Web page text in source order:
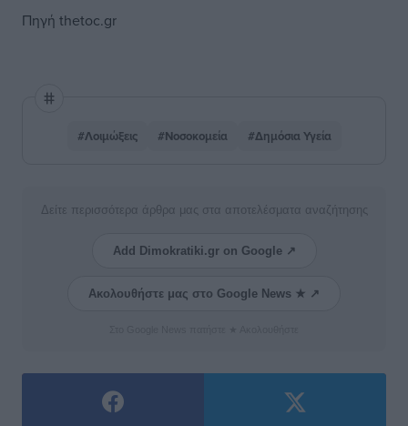
Πηγή thetoc.gr
#Λοιμώξεις #Νοσοκομεία #Δημόσια Υγεία
Δείτε περισσότερα άρθρα μας στα αποτελέσματα αναζήτησης
Add Dimokratiki.gr on Google ↗
Ακολουθήστε μας στο Google News ★ ↗